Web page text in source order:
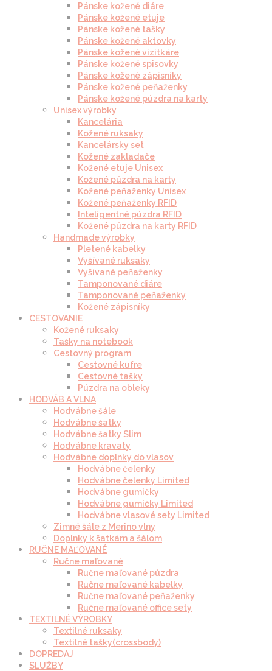
Pánske kožené diáre
Pánske kožené etuje
Pánske kožené tašky
Pánske kožené aktovky
Pánske kožené vizitkáre
Pánske kožené spisovky
Pánske kožené zápisníky
Pánske kožené peňaženky
Pánske kožené púzdra na karty
Unisex výrobky
Kancelária
Kožené ruksaky
Kancelársky set
Kožené zakladače
Kožené etuje Unisex
Kožené púzdra na karty
Kožené peňaženky Unisex
Kožené peňaženky RFID
Inteligentné púzdra RFID
Kožené púzdra na karty RFID
Handmade výrobky
Pletené kabelky
Vyšívané ruksaky
Vyšívané peňaženky
Tamponované diáre
Tamponované peňaženky
Kožené zápisníky
CESTOVANIE
Kožené ruksaky
Tašky na notebook
Cestovný program
Cestovné kufre
Cestovné tašky
Púzdra na obleky
HODVÁB A VLNA
Hodvábne šále
Hodvábne šatky
Hodvábne šatky Slim
Hodvábne kravaty
Hodvábne doplnky do vlasov
Hodvábne čelenky
Hodvábne čelenky Limited
Hodvábne gumičky
Hodvábne gumičky Limited
Hodvábne vlasové sety Limited
Zimné šále z Merino vlny
Doplnky k šatkám a šálom
RUČNE MAĽOVANÉ
Ručne maľované
Ručne maľované púzdra
Ručne maľované kabelky
Ručne maľované peňaženky
Ručne maľované office sety
TEXTILNÉ VÝROBKY
Textilné ruksaky
Textilné tašky(crossbody)
DOPREDAJ
SLUŽBY